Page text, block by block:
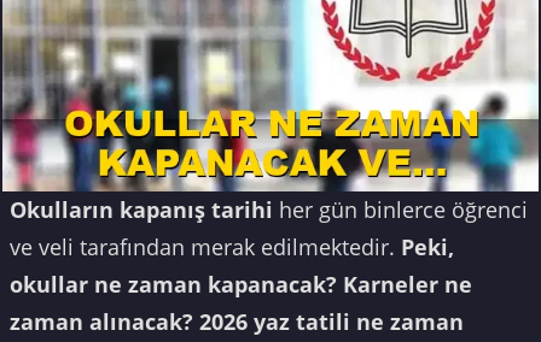
Okulların kapanış tarihi her gün binlerce öğrenci
ve veli tarafından merak edilmektedir. Peki,
okullar ne zaman kapanacak? Karneler ne
zaman alınacak? 2026 yaz tatili ne zaman